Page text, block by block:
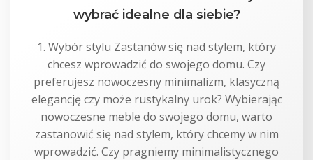
wybrać idealne dla siebie?
1. Wybór stylu Zastanów się nad stylem, który
chcesz wprowadzić do swojego domu. Czy
preferujesz nowoczesny minimalizm, klasyczną
elegancję czy może rustykalny urok? Wybierając
nowoczesne meble do swojego domu, warto
zastanowić się nad stylem, który chcemy w nim
wprowadzić. Czy pragniemy minimalistycznego